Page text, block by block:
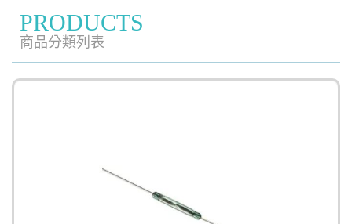
PRODUCTS
商品分類列表